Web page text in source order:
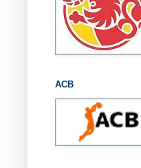
ACB